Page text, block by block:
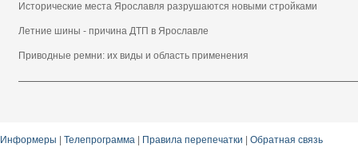
Исторические места Ярославля разрушаются новыми стройками
Летние шины - причина ДТП в Ярославле
Приводные ремни: их виды и область применения
Информеры Телепрограмма Правила перепечатки Обратная связь